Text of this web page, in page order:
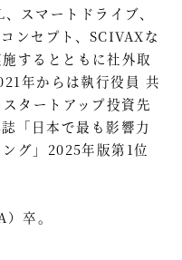
スマートドライブ、
ンセプト、SCIVAXな
するとともに社外取
年からは執行役員 共
タートアップ投資先
「日本で最も影響力
グ」2025年版第1位
卒。